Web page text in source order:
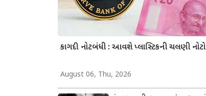
કાગદી નોટબંધી : આવશે પ્લાસ્ટિકની ચલણી નોટો
August 06, Thu, 2026